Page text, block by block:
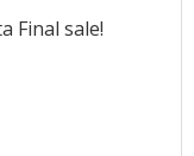
Final sale!